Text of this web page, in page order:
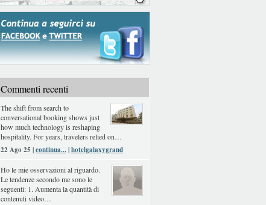
Commenti recenti
The shift from search to
conversational booking shows just
how much technology is reshaping
hospitality. For years, travelers relied on…
22 Ago 25 |continua...|hotelgalaxygrand
Ho le mie osservazioni al riguardo.
Le tendenze secondo me sono le
seguenti: 1. Aumenta la quantità di
contenuti video…